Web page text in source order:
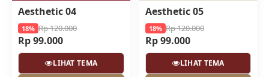
Aesthetic 04
18% Rp 120.000
Rp 99.000
LIHAT TEMA
Aesthetic 05
18% Rp 120.000
Rp 99.000
LIHAT TEMA